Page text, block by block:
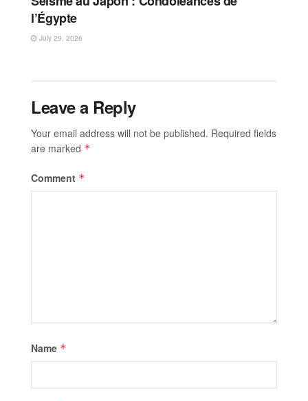
l’Égypte
July 29, 2026
Leave a Reply
Your email address will not be published. Required fields
are marked *
Comment *
Name *